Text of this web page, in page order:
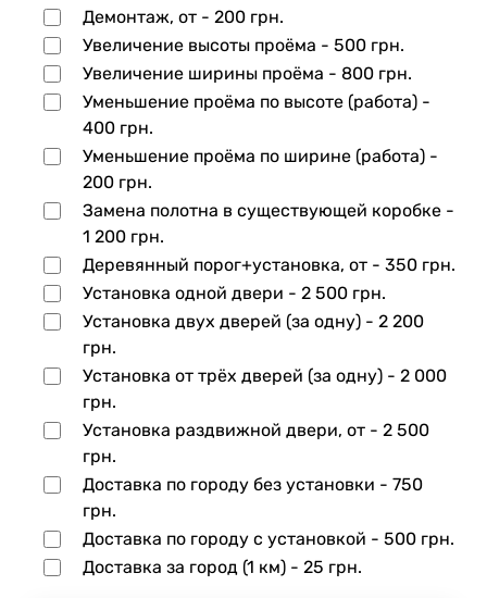
Демонтаж, от - 200 грн.
Увеличение высоты проёма - 500 грн.
Увеличение ширины проёма - 800 грн.
Уменьшение проёма по высоте (работа) -
400 грн.
Уменьшение проёма по ширине (работа) -
200 грн.
Замена полотна в существующей коробке -
1 200 грн.
Деревянный порог+установка, от - 350 грн.
Установка одной двери - 2 500 грн.
Установка двух дверей (за одну) - 2 200
грн.
Установка от трёх дверей (за одну) - 2 000
грн.
Установка раздвижной двери, от - 2 500
грн.
Доставка по городу без установки - 750
грн.
Доставка по городу с установкой - 500 грн.
Доставка за город (1 км) - 25 грн.